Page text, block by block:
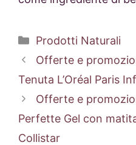
Categorie
Prodotti Naturali
Offerte e
Tenuta L’Oréal Paris
Offerte e
Perfette Gel con
Collistar